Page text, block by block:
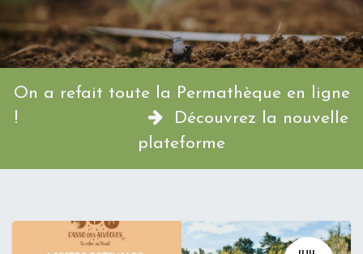
On a refait toute la Permathèque en ligne
!
Découvrez la nouvelle
plateforme